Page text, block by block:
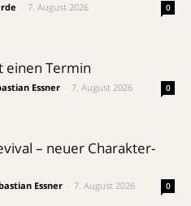
7. August 2026 0
einen Termin
Essner 7. August 2026 0
– neuer Charakter-
Essner 7. August 2026 0